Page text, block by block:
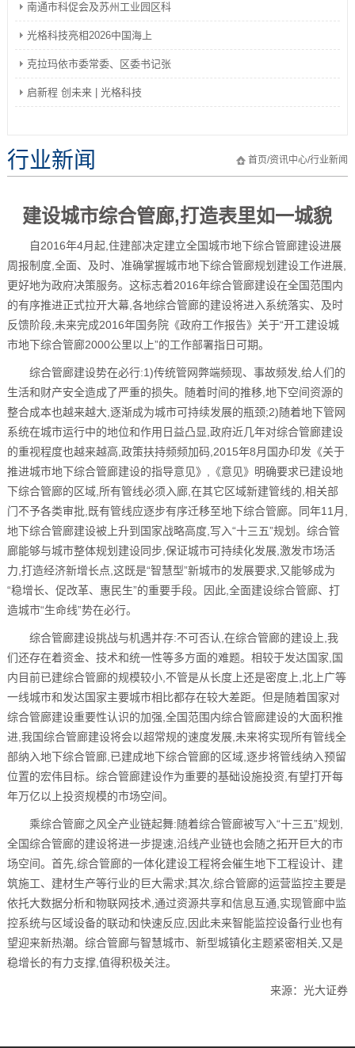
南通市科促会及苏州工业园区科
光格科技亮相2026中国海上
克拉玛依市委常委、区委书记张
启新程 创未来 | 光格科技
首页/资讯中心/行业新闻
行业新闻
建设城市综合管廊,打造表里如一城貌
自2016年4月起,住建部决定建立全国城市地下综合管廊建设进展
周报制度,全面、及时、准确掌握城市地下综合管廊规划建设工作进展,
更好地为政府决策服务。这标志着2016年综合管廊建设在全国范围内
的有序推进正式拉开大幕,各地综合管廊的建设将进入系统落实、及时
反馈阶段,未来完成2016年国务院《政府工作报告》关于“开工建设城
市地下综合管廊2000公里以上”的工作部署指日可期。
综合管廊建设势在必行:1)传统管网弊端频现、事故频发,给人们的
生活和财产安全造成了严重的损失。随着时间的推移,地下空间资源的
整合成本也越来越大,逐渐成为城市可持续发展的瓶颈;2)随着地下管网
系统在城市运行中的地位和作用日益凸显,政府近几年对综合管廊建设
的重视程度也越来越高,政策扶持频频加码,2015年8月国办印发《关于
推进城市地下综合管廊建设的指导意见》,《意见》明确要求已建设地
下综合管廊的区域,所有管线必须入廊,在其它区域新建管线的,相关部
门不予各类审批,既有管线应逐步有序迁移至地下综合管廊。同年11月,
地下综合管廊建设被上升到国家战略高度,写入“十三五”规划。综合管
廊能够与城市整体规划建设同步,保证城市可持续化发展,激发市场活
力,打造经济新增长点,这既是“智慧型”新城市的发展要求,又能够成为
“稳增长、促改革、惠民生”的重要手段。因此,全面建设综合管廊、打
造城市“生命线”势在必行。
综合管廊建设挑战与机遇并存:不可否认,在综合管廊的建设上,我
们还存在着资金、技术和统一性等多方面的难题。相较于发达国家,国
内目前已建综合管廊的规模较小,不管是从长度上还是密度上,北上广等
一线城市和发达国家主要城市相比都存在较大差距。但是随着国家对
综合管廊建设重要性认识的加强,全国范围内综合管廊建设的大面积推
进,我国综合管廊建设将会以超常规的速度发展,未来将实现所有管线全
部纳入地下综合管廊,已建成地下综合管廊的区域,逐步将管线纳入预留
位置的宏伟目标。综合管廊建设作为重要的基础设施投资,有望打开每
年万亿以上投资规模的市场空间。
乘综合管廊之风全产业链起舞:随着综合管廊被写入“十三五”规划,
全国综合管廊的建设将进一步提速,沿线产业链也会随之拓开巨大的市
场空间。首先,综合管廊的一体化建设工程将会催生地下工程设计、建
筑施工、建材生产等行业的巨大需求;其次,综合管廊的运营监控主要是
依托大数据分析和物联网技术,通过资源共享和信息互通,实现管廊中监
控系统与区域设备的联动和快速反应,因此未来智能监控设备行业也有
望迎来新热潮。综合管廊与智慧城市、新型城镇化主题紧密相关,又是
稳增长的有力支撑,值得积极关注。
来源：光大证券